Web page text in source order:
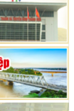
đồng nhân dân